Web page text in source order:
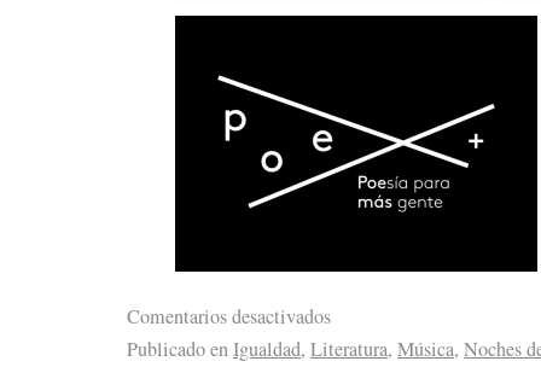
Comentarios desactivados
Publicado enIgualdad, Literatura, Música, Noches